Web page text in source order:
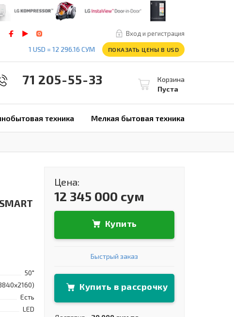
Вход и регистрация
1 USD = 12 296.16 СУМ
ПОКАЗАТЬ ЦЕНЫ В USD
Корзина
Пуста
71 205-55-33
техника Мелкая бытовая техника
50"
Есть
LED
Цена:
12 345 000 сум
Купить
Быстрый заказ
Купить в рассрочку